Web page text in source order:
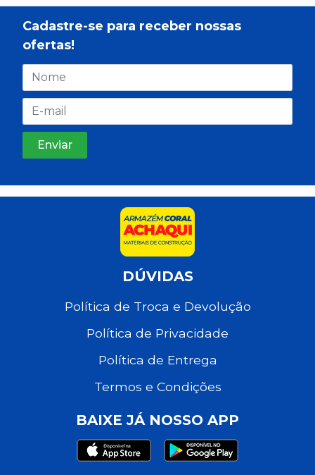
Cadastre-se para receber nossas
ofertas!
DÚVIDAS
Política de Troca e Devolução
Política de Privacidade
Política de Entrega
Termos e Condições
BAIXE JÁ NOSSO APP